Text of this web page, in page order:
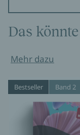
Das
Mehr dazu
Bestseller Band 2